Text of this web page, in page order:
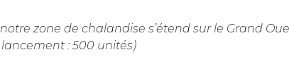
zone de chalandise s’étend sur le Grand
: 500 unités)